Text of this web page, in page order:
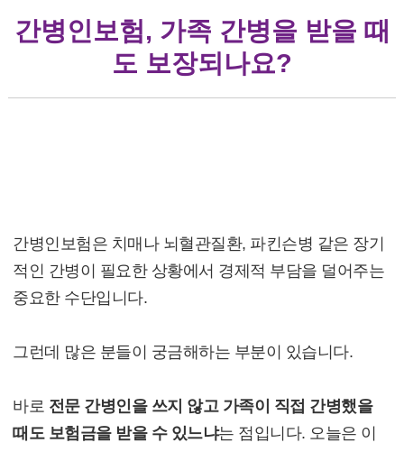
간병인보험, 가족 간병을 받을 때
도 보장되나요?
간병인보험은 치매나 뇌혈관질환, 파킨슨병 같은 장기
적인 간병이 필요한 상황에서 경제적 부담을 덜어주는
중요한 수단입니다.
그런데 많은 분들이 궁금해하는 부분이 있습니다.
바로 전문 간병인을 쓰지 않고 가족이 직접 간병했을
때도 보험금을 받을 수 있느냐는 점입니다. 오늘은 이